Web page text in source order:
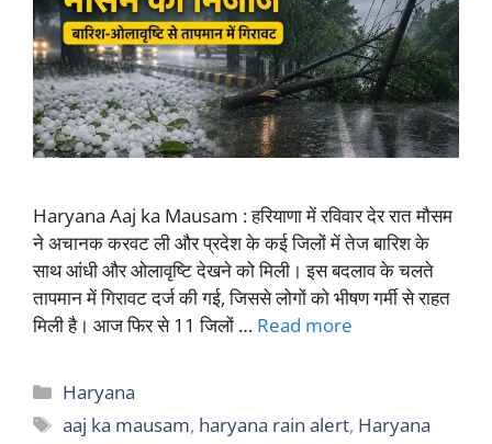
Haryana Aaj ka Mausam : हरियाणा में रविवार देर रात मौसम
ने अचानक करवट ली और प्रदेश के कई जिलों में तेज बारिश के
साथ आंधी और ओलावृष्टि देखने को मिली। इस बदलाव के चलते
तापमान में गिरावट दर्ज की गई, जिससे लोगों को भीषण गर्मी से राहत
मिली है। आज फिर से 11 जिलों … Read more
Categories
Haryana
Tags
aaj ka mausam, haryana rain alert, Haryana